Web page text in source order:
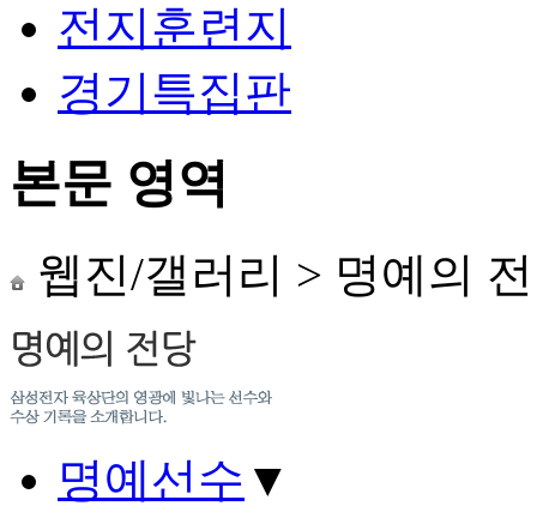
전지훈련지
경기특집판
본문 영역
웹진/갤러리 > 명예의
명예선수 ▼